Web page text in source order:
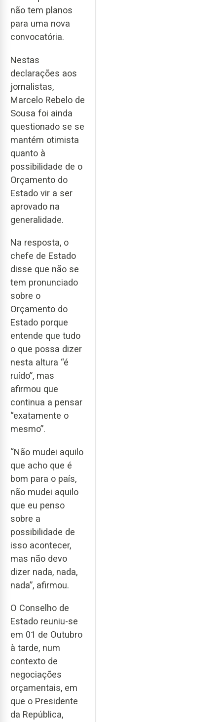
não tem planos
para uma nova
convocatória.
Nestas
declarações aos
jornalistas,
Marcelo Rebelo de
Sousa foi ainda
questionado se se
mantém otimista
quanto à
possibilidade de o
Orçamento do
Estado vir a ser
aprovado na
generalidade.
Na resposta, o
chefe de Estado
disse que não se
tem pronunciado
sobre o
Orçamento do
Estado porque
entende que tudo
o que possa dizer
nesta altura “é
ruído”, mas
afirmou que
continua a pensar
“exatamente o
mesmo”.
“Não mudei aquilo
que acho que é
bom para o país,
não mudei aquilo
que eu penso
sobre a
possibilidade de
isso acontecer,
mas não devo
dizer nada, nada,
nada”, afirmou.
O Conselho de
Estado reuniu-se
em 01 de Outubro
à tarde, num
contexto de
negociações
orçamentais, em
que o Presidente
da República,